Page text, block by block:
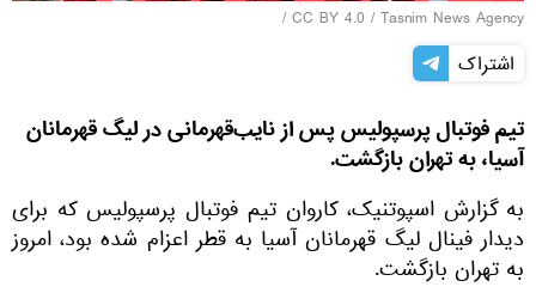
CC BY 4.0 / Tasnim News Agency
/
اشتراک
تیم فوتبال پرسپولیس پس‌ از نایب‌قهرمانی در لیگ قهرمانان
آسیا، به تهران بازگشت.
به گزارش اسپوتنیک، کاروان تیم فوتبال پرسپولیس که برای
دیدار فینال لیگ قهرمانان آسیا به قطر اعزام شده بود، امروز
به تهران بازگشت.